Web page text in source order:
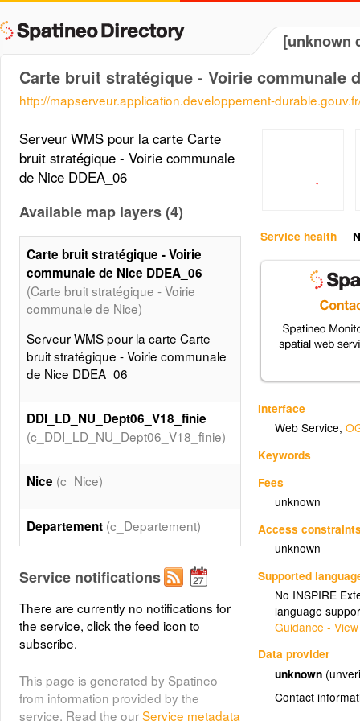
[unknown
Carte bruit stratégique - Voirie communale
http://mapserveur.application.developpement-
Service health
Interface
Web Service,
Keywords
Fees
unknown
Access
unknown
Supported
No INSPIRE
language
Guidance -
Data provider
unknown
Contact
Serveur WMS pour la carte Carte
bruit stratégique - Voirie communale
de Nice DDEA_06
Available map layers (4)
Carte bruit stratégique - Voirie
communale de Nice DDEA_06
(Carte bruit stratégique - Voirie
communale de Nice)
Serveur WMS pour la carte Carte
bruit stratégique - Voirie communale
de Nice DDEA_06
DDI_LD_NU_Dept06_V18_finie
(c_DDI_LD_NU_Dept06_V18_finie)
Nice (c_Nice)
Departement (c_Departement)
Service notifications
There are currently no notifications for
the service, click the feed icon to
subscribe.
This page is generated by Spatineo
from information provided by the
service. Read the ourService metadata